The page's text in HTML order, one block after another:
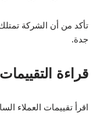
تأكد من أن الشركة
جدة.
قراءة التقييمات
اقرأ تقييمات العملاء